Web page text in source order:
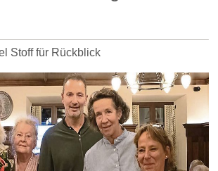
Stoff für Rückblick